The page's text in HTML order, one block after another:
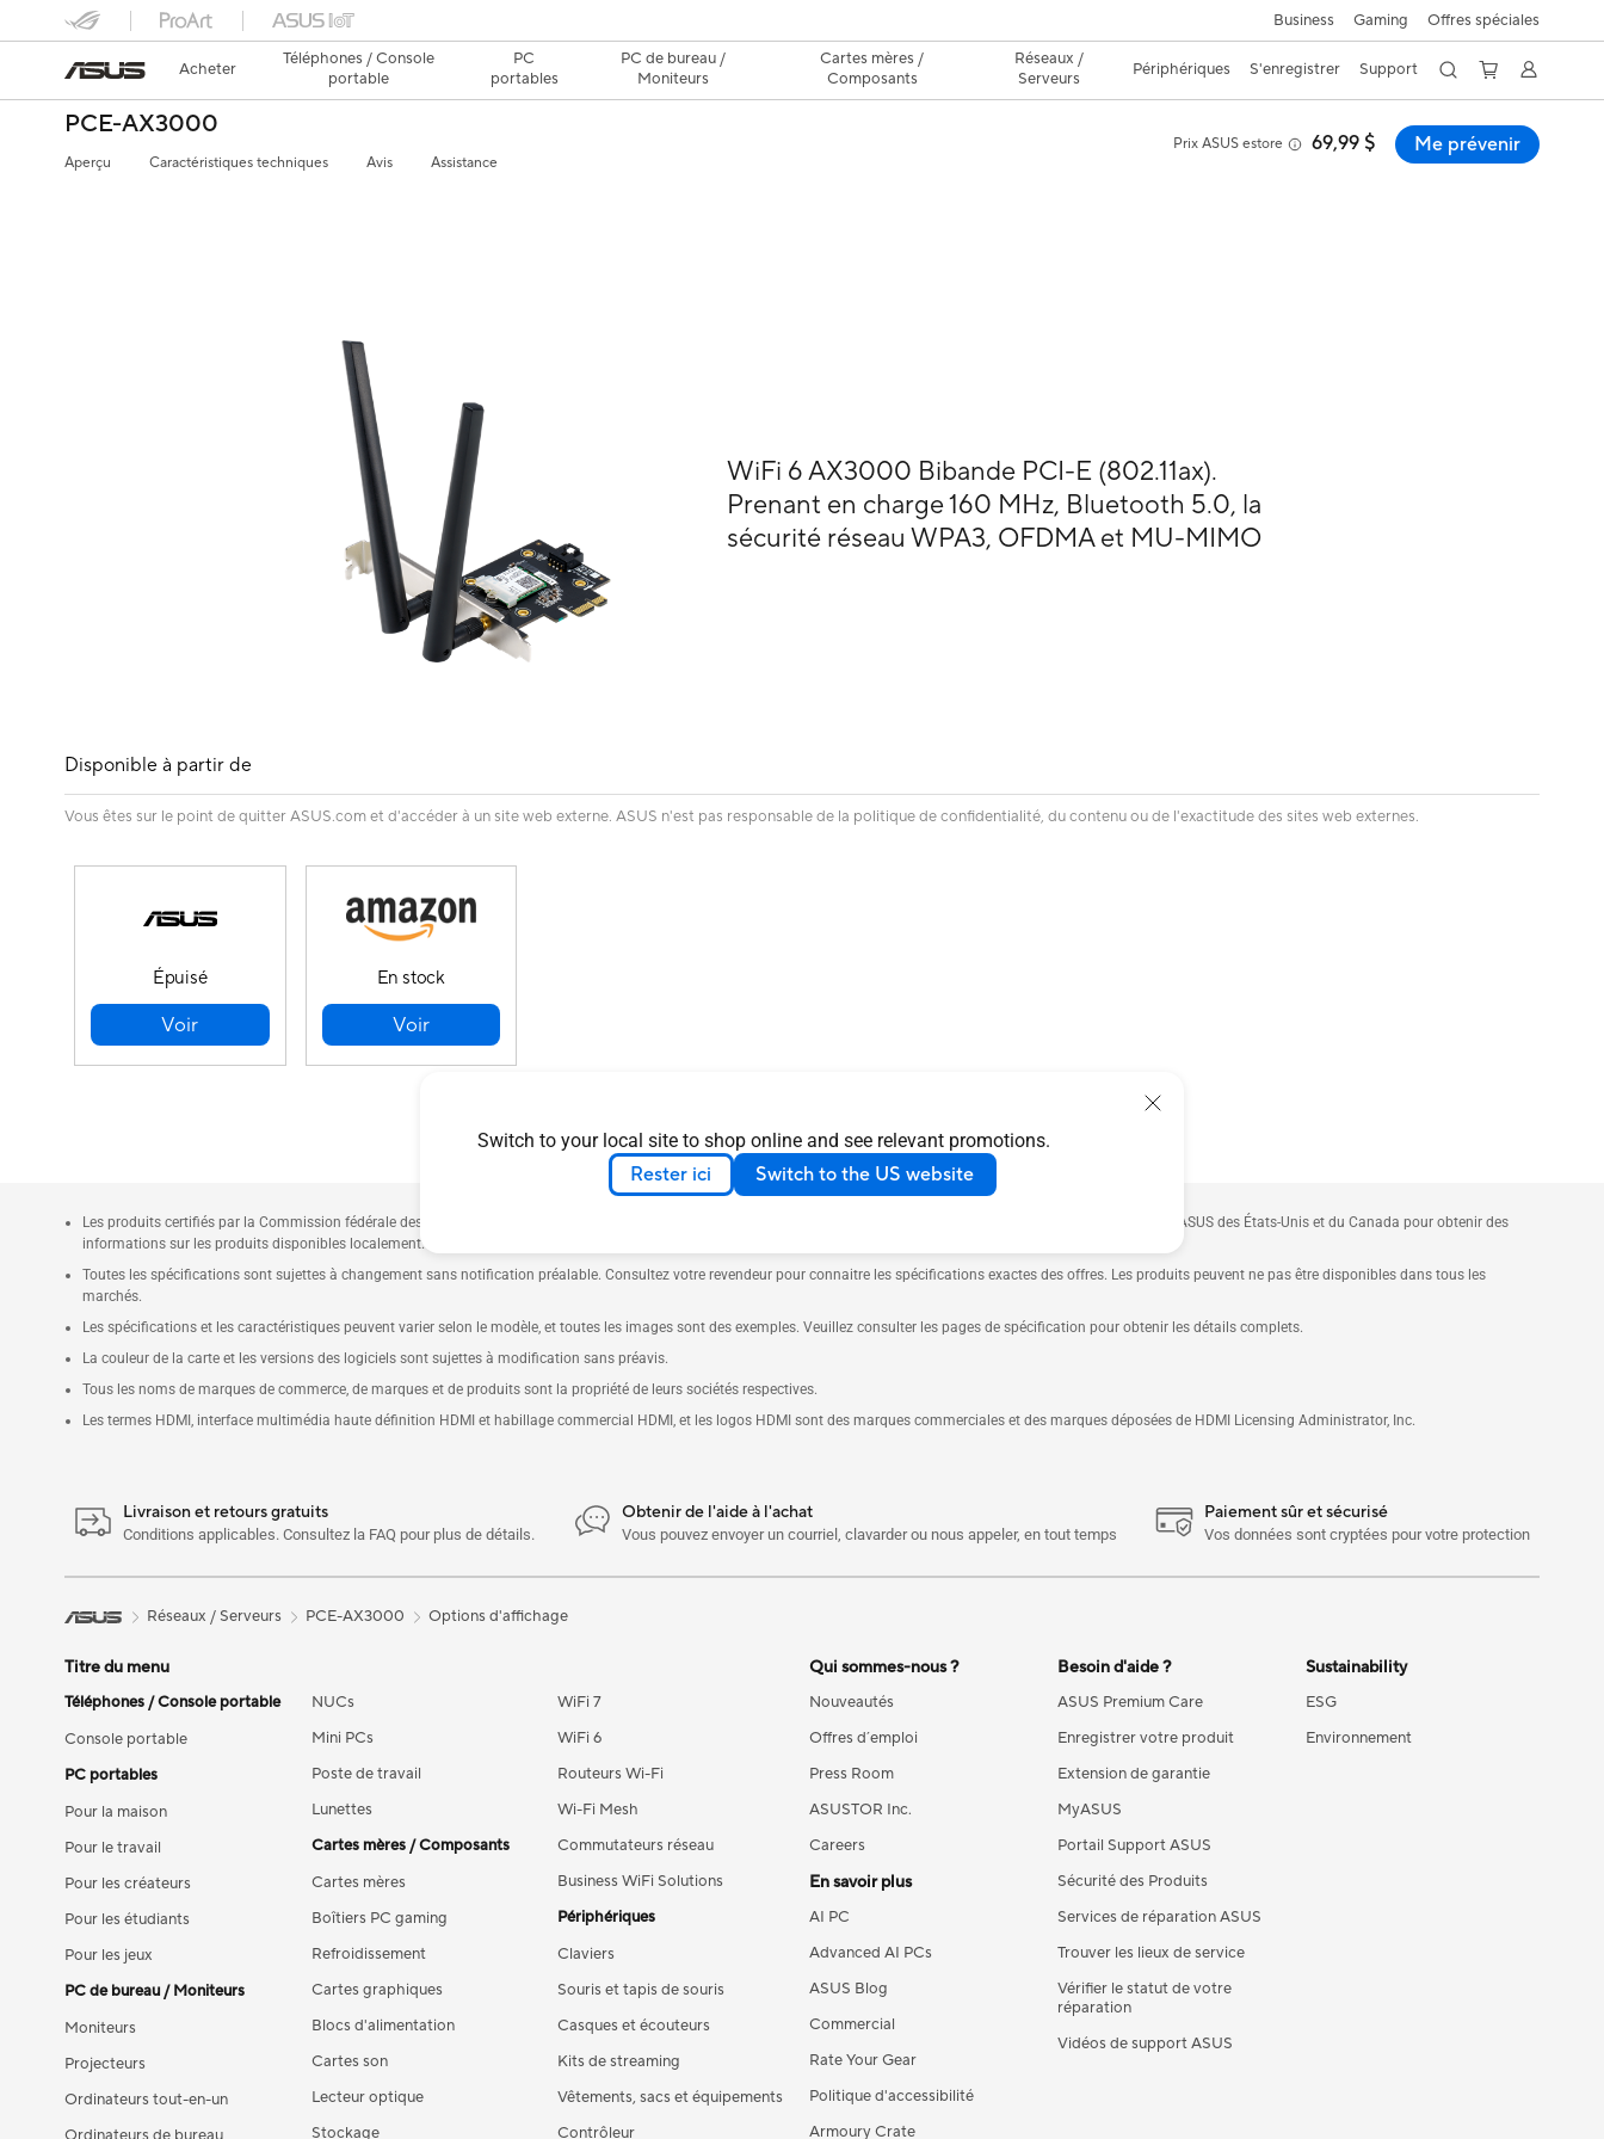
Switch to your local site to shop online and see relevant promotions.
Rester ici Switch to the US website
Business Gaming Offres spéciales
Acheter
Téléphones / Console
portable
PC
portables
PC de bureau /
Moniteurs
Cartes mères /
Composants
Réseaux /
Serveurs
Périphériques S'enregistrer Support
PCE-AX3000
Aperçu Caractéristiques techniques Avis Assistance
Prix ASUS estore 69,99 $ Me prévenir
WiFi 6 AX3000 Bibande PCI-E (802.11ax).
Prenant en charge 160 MHz, Bluetooth 5.0, la
sécurité réseau WPA3, OFDMA et MU-MIMO
Disponible à partir de
Vous êtes sur le point de quitter ASUS.com et d'accéder à un site web externe. ASUS n'est pas responsable de la politique de confidentialité, du contenu ou de l'exactitude des sites web externes.
Épuisé
Voir
En stock
Voir
Les produits certifiés par la Commission fédérale des communications et de l'Industrie du Canada seront distribués aux États-Unis et au Canada. Veuillez visiter sites Web ASUS des États-Unis et du Canada pour obtenir des
informations sur les produits disponibles localement.
Toutes les spécifications sont sujettes à changement sans notification préalable. Consultez votre revendeur pour connaitre les spécifications exactes des offres. Les produits peuvent ne pas être disponibles dans tous les
marchés.
Les spécifications et les caractéristiques peuvent varier selon le modèle, et toutes les images sont des exemples. Veuillez consulter les pages de spécification pour obtenir les détails complets.
La couleur de la carte et les versions des logiciels sont sujettes à modification sans préavis.
Tous les noms de marques de commerce, de marques et de produits sont la propriété de leurs sociétés respectives.
Les termes HDMI, interface multimédia haute définition HDMI et habillage commercial HDMI, et les logos HDMI sont des marques commerciales et des marques déposées de HDMI Licensing Administrator, Inc.
Livraison et retours gratuits
Conditions applicables. Consultez la FAQ pour plus de détails.
Obtenir de l'aide à l'achat
Vous pouvez envoyer un courriel, clavarder ou nous appeler, en tout temps
Paiement sûr et sécurisé
Vos données sont cryptées pour votre protection
Réseaux / Serveurs PCE-AX3000 Options d'affichage
Titre du menu
Téléphones / Console portable
Console portable
PC portables
Pour la maison
Pour le travail
Pour les créateurs
Pour les étudiants
Pour les jeux
PC de bureau / Moniteurs
Moniteurs
Projecteurs
Ordinateurs tout-en-un
NUCs
Mini PCs
Poste de travail
Lunettes
Cartes mères / Composants
Cartes mères
Boîtiers PC gaming
Refroidissement
Cartes graphiques
Blocs d'alimentation
Cartes son
Lecteur optique
Stockage
WiFi 7
WiFi 6
Routeurs Wi-Fi
Wi-Fi Mesh
Commutateurs réseau
Business WiFi Solutions
Périphériques
Claviers
Souris et tapis de souris
Casques et écouteurs
Kits de streaming
Vêtements, sacs et équipements
Contrôleur
Qui sommes-nous ?
Nouveautés
Offres d´emploi
Press Room
ASUSTOR Inc.
Careers
En savoir plus
AI PC
Advanced AI PCs
ASUS Blog
Commercial
Rate Your Gear
Politique d'accessibilité
Armoury Crate
Besoin d'aide ?
ASUS Premium Care
Enregistrer votre produit
Extension de garantie
MyASUS
Portail Support ASUS
Sécurité des Produits
Services de réparation ASUS
Trouver les lieux de service
Vérifier le statut de votre
réparation
Vidéos de support ASUS
Sustainability
ESG
Environnement